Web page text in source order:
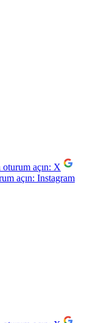
oturum açın: X
açın: Instagram